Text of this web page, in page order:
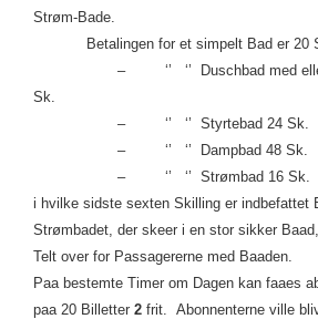
Strøm-Bade.
Betalingen for et simpelt Bad er 20
– ‘’ ‘’ Duschbad med eller
Sk.
– ‘’ ‘’ Styrtebad 24 Sk.
– ‘’ ‘’ Dampbad 48 Sk.
– ‘’ ‘’ Strømbad 16 Sk.
i hvilke sidste sexten Skilling er indbefattet
Strømbadet, der skeer i en stor sikker
Telt over for Passagererne med Baaden.
Paa bestemte Timer om Dagen kan faaes
paa 20 Billetter 2 frit. Abonnenterne ville